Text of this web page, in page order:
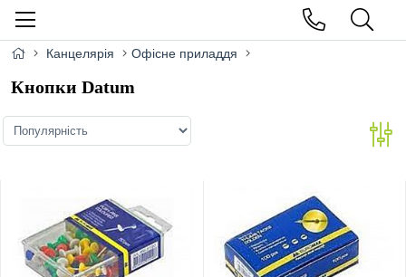
Канцелярія Офісне приладдя
Кнопки Datum